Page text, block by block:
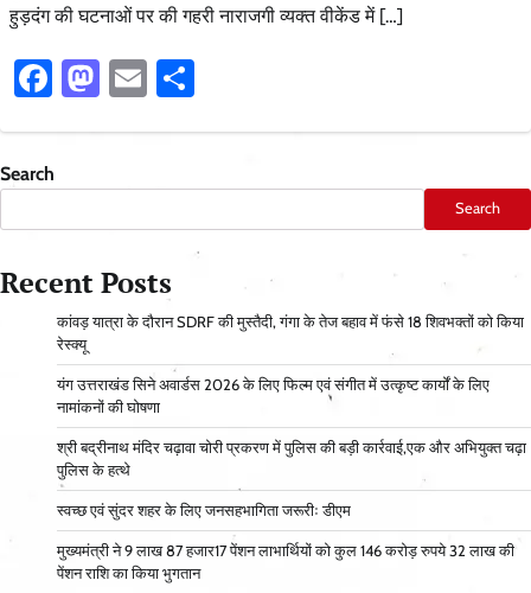
हुड़दंग की घटनाओं पर की गहरी नाराजगी व्यक्त वीकेंड में […]
Facebook
Mastodon
Email
Search
Search
Recent Posts
कांवड़ यात्रा के दौरान SDRF की मुस्तैदी, गंगा के तेज बहाव में फंसे 18 शिवभक्तों को किया
रेस्क्यू
यंग उत्तराखंड सिने अवार्डस 2026 के लिए फिल्म एवं संगीत में उत्कृष्ट कार्यों के लिए
नामांकनों की घोषणा
श्री बद्रीनाथ मंदिर चढ़ावा चोरी प्रकरण में पुलिस की बड़ी कार्रवाई,एक और अभियुक्त चढ़ा
पुलिस के हत्थे
स्वच्छ एवं सुंदर शहर के लिए जनसहभागिता जरूरीः डीएम
मुख्यमंत्री ने 9 लाख 87 हजार17 पेंशन लाभार्थियों को कुल 146 करोड़ रुपये 32 लाख की
पेंशन राशि का किया भुगतान